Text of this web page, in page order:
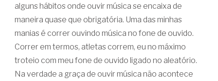
alguns hábitos onde ouvir música se encaixa de
maneira quase que obrigatória. Uma das minhas
manias é correr ouvindo música no fone de ouvido.
Correr em termos, atletas correm, eu no máximo
troteio com meu fone de ouvido ligado no aleatório.
Na verdade a graça de ouvir música não acontece